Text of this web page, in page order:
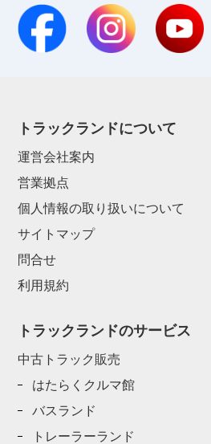
トラックランドについて
運営会社案内
営業拠点
個人情報の取り扱いについて
サイトマップ
問合せ
利用規約
トラックランドのサービス
中古トラック販売
はたらくクルマ館
バスランド
トレーラーランド